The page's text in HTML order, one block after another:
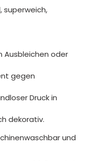
superweich,
Ausbleichen oder
gegen
Druck in
dekorativ.
und